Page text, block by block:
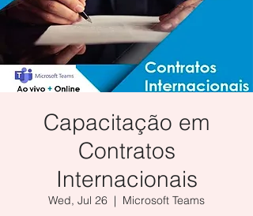
Capacitação em
Contratos
Internacionais
Wed, Jul 26
  |
Microsoft Teams